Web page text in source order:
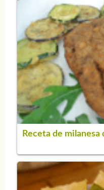
Receta de milanesa